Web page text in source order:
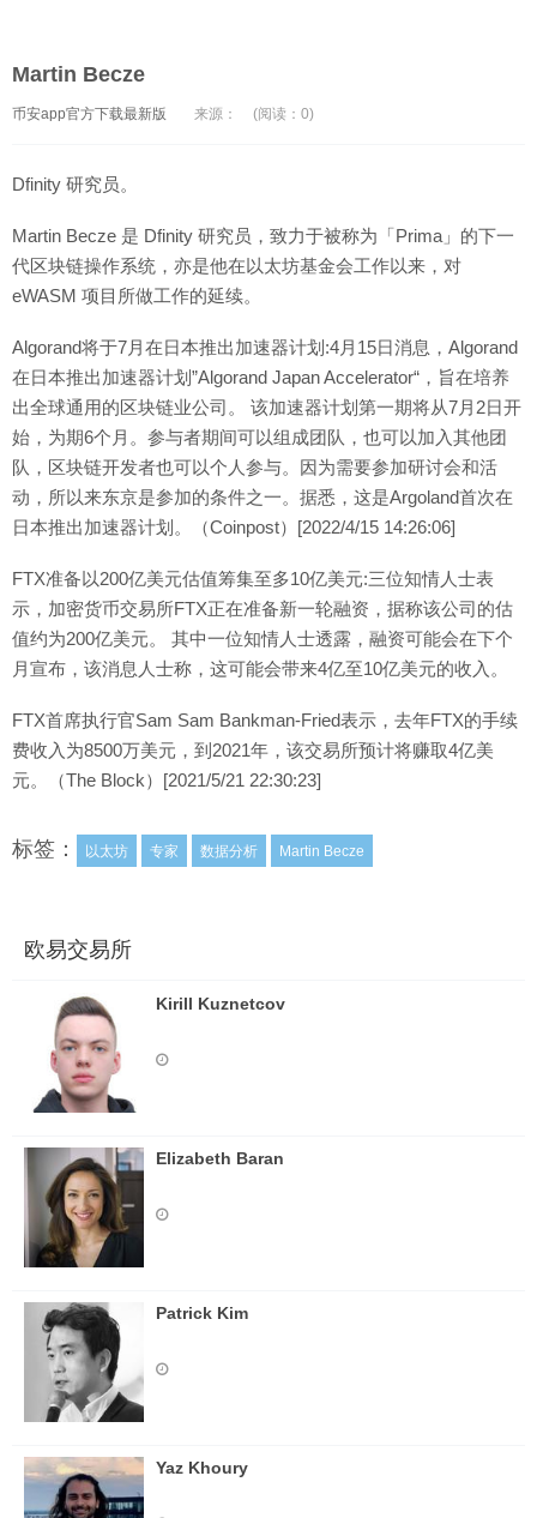
Martin Becze
币安app官方下载最新版 来源： (阅读：0)
Dfinity 研究员。
Martin Becze 是 Dfinity 研究员，致力于被称为「Prima」的下一
代区块链操作系统，亦是他在以太坊基金会工作以来，对
eWASM 项目所做工作的延续。
Algorand将于7月在日本推出加速器计划:4月15日消息，Algorand
在日本推出加速器计划”Algorand Japan Accelerator“，旨在培养
出全球通用的区块链业公司。 该加速器计划第一期将从7月2日开
始，为期6个月。参与者期间可以组成团队，也可以加入其他团
队，区块链开发者也可以个人参与。因为需要参加研讨会和活
动，所以来东京是参加的条件之一。据悉，这是Argoland首次在
日本推出加速器计划。（Coinpost）[2022/4/15 14:26:06]
FTX准备以200亿美元估值筹集至多10亿美元:三位知情人士表
示，加密货币交易所FTX正在准备新一轮融资，据称该公司的估
值约为200亿美元。 其中一位知情人士透露，融资可能会在下个
月宣布，该消息人士称，这可能会带来4亿至10亿美元的收入。
FTX首席执行官Sam Sam Bankman-Fried表示，去年FTX的手续
费收入为8500万美元，到2021年，该交易所预计将赚取4亿美
元。（The Block）[2021/5/21 22:30:23]
标签： 以太坊 专家 数据分析 Martin Becze
欧易交易所
Kirill Kuznetcov
Elizabeth Baran
Patrick Kim
Yaz Khoury